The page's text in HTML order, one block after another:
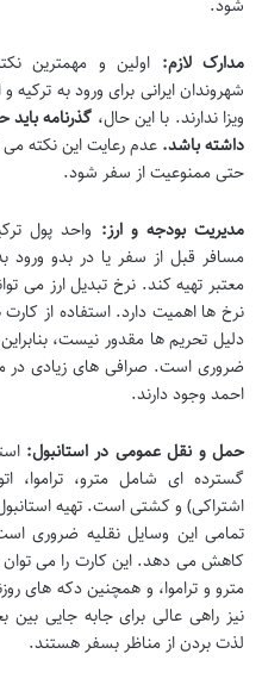
شود.
مدارک لازم: اولین و مهمترین
ویزا ندارند. با این حال،
داشته باشد. عدم رعایت این نکته
حتی ممنوعیت از سفر شود.
مدیریت بودجه و ارز:
مسافر قبل از سفر یا در بدو ورود
معتبر تهیه کند. نرخ تبدیل ارز می
نرخ ها اهمیت دارد. استفاده از کارت
دلیل تحریم ها مقدور نیست،
ضروری است. صرافی های زیادی در
احمد وجود دارند.
حمل و نقل عمومی در استانبول:
گسترده ای شامل مترو،
اشتراکی) و کشتی است. تهیه
تمامی این وسایل نقلیه ضروری
کاهش می دهد. این کارت را می توان
مترو و تراموا، و همچنین دکه های
نیز راهی عالی برای جابه جایی
لذت بردن از مناظر بسفر هستند.